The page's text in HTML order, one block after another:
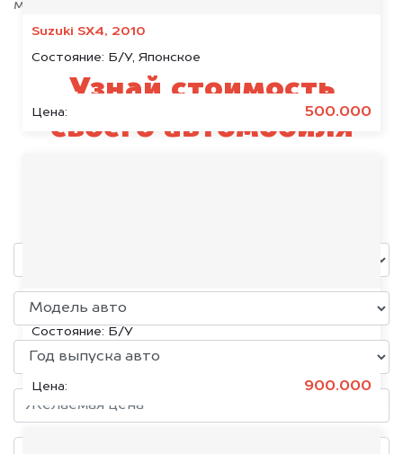
Suzuki SX4, 2010
Состояние: Б/У, Японское
Цена: 500.000
Chevrolet Cruze, 2018
Состояние: Б/У
Цена: 900.000
максимально быстро!
Узнай стоимость
своего автомобиля